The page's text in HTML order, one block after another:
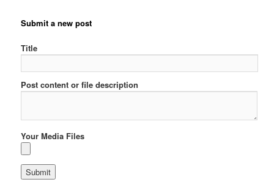
Submit a new post
Title
Post content or file description
Your Media Files